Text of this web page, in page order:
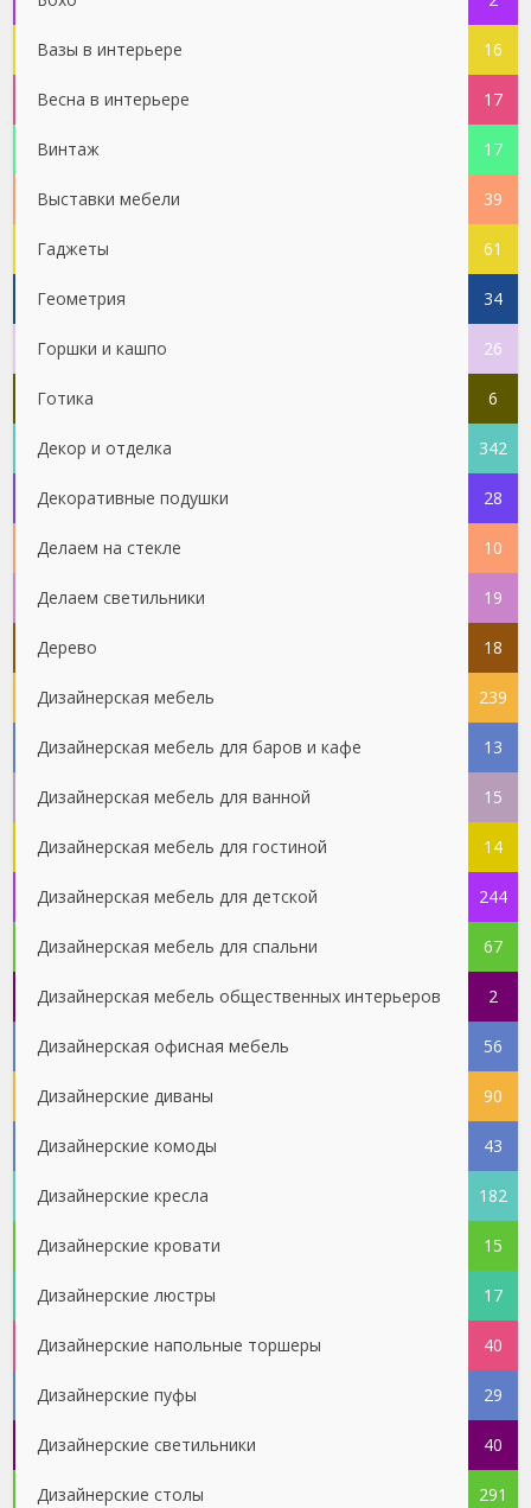
Вазы в интерьере 16
Весна в интерьере 17
Винтаж 17
Выставки мебели 39
Гаджеты 61
Геометрия 34
Горшки и кашпо 26
Готика 6
Декор и отделка 342
Декоративные подушки 28
Делаем на стекле 10
Делаем светильники 19
Дерево 18
Дизайнерская мебель 239
Дизайнерская мебель для баров и кафе 13
Дизайнерская мебель для ванной 15
Дизайнерская мебель для гостиной 14
Дизайнерская мебель для детской 244
Дизайнерская мебель для спальни 67
Дизайнерская мебель общественных интерьеров 2
Дизайнерская офисная мебель 56
Дизайнерские диваны 90
Дизайнерские комоды 43
Дизайнерские кресла 182
Дизайнерские кровати 15
Дизайнерские люстры 17
Дизайнерские напольные торшеры 40
Дизайнерские пуфы 29
Дизайнерские светильники 40
Дизайнерские столы 291